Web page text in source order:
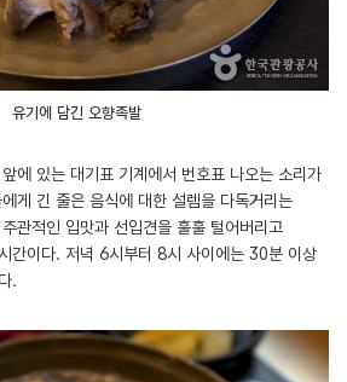
유기에 담긴 오향족발
에 있는 대기표 기계에서 번호표 나오는 소리가
게 긴 줄은 음식에 대한 설렘을 다독거리는
관적인 입맛과 선입견을 훌훌 털어버리고
간이다. 저녁 6시부터 8시 사이에는 30분 이상
.